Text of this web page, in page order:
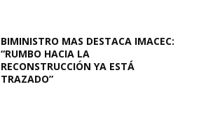
BIMINISTRO MAS DESTACA IMACEC:
“RUMBO HACIA LA
RECONSTRUCCIÓN YA ESTÁ
TRAZADO”